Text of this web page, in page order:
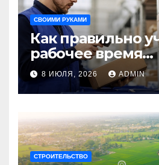
СВОИМИ РУКАМИ
Как правильно
рабочее время
сотрудников:
бизнеса
8 ИЮЛЯ, 2026 ADMIN
СТРОИТЕЛЬСТВО